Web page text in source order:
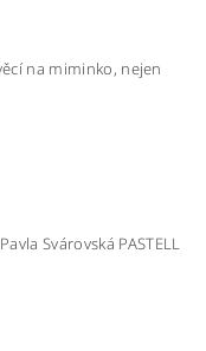
na miminko, nejen
Svárovská PASTELL